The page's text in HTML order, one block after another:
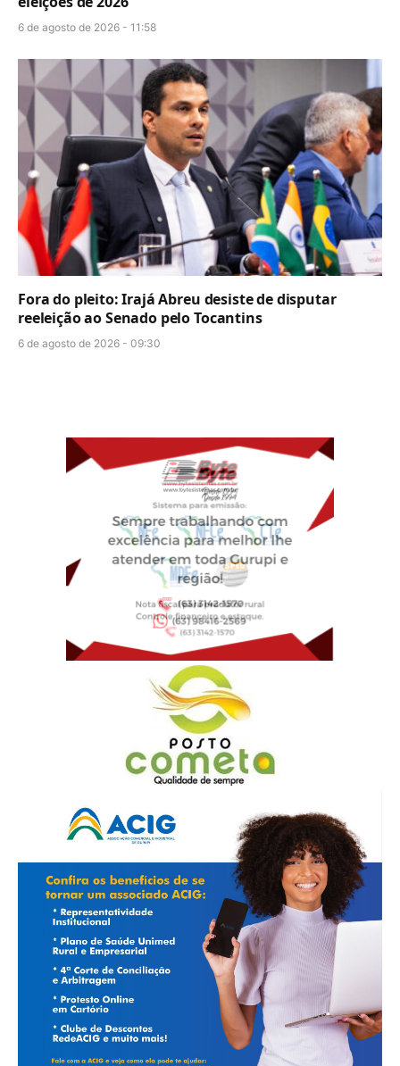
6 de agosto de 2026 - 11:58
Fora do pleito: Irajá Abreu desiste de disputar
reeleição ao Senado pelo Tocantins
6 de agosto de 2026 - 09:30